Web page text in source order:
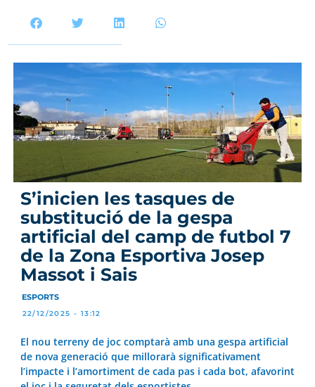
S’inicien les tasques de
substitució de la gespa
artificial del camp de futbol 7
de la Zona Esportiva Josep
Massot i Sais
ESPORTS
22/12/2025 - 13:12
El nou terreny de joc comptarà amb una gespa artificial
de nova generació que millorarà significativament
l’impacte i l’amortiment de cada pas i cada bot, afavorint